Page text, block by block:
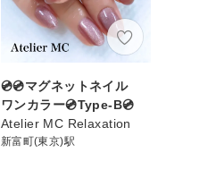
💿💿マグネットネイル
ワンカラー💿Type-B💿
Atelier MC Relaxation
新富町(東京)駅